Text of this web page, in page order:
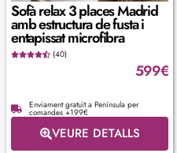
Sofà relax 3 places Madrid
amb estructura de fusta i
entapissat microfibra
(40)
599€
Enviament gratuït a Península per
comandes +199€
VEURE DETALLS